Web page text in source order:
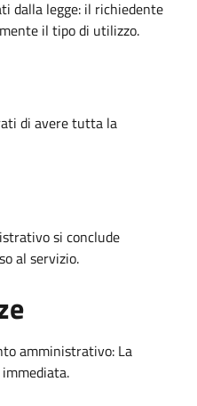
dalla legge: il richiedente
il tipo di utilizzo.
di avere tutta la
si conclude
al servizio.
amministrativo: La